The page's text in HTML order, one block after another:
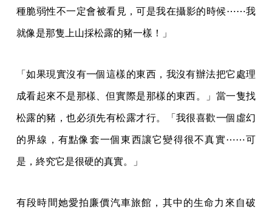
種脆弱性不一定會被看見，可是我在攝影的時候⋯⋯我
就像是那隻上山採松露的豬一樣！」
「如果現實沒有一個這樣的東西，我沒有辦法把它處理
成看起來不是那樣、但實際是那樣的東西。」當一隻找
松露的豬，也必須先有松露才行。「我很喜歡一個虛幻
的界線，有點像套一個東西讓它變得很不真實⋯⋯可
是，終究它是很硬的真實。」
有段時間她愛拍廉價汽車旅館，其中的生命力來自破